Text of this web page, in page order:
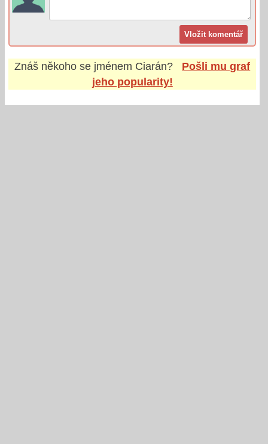
Znáš někoho se jménem Ciarán?
Pošli mu graf
jeho popularity!